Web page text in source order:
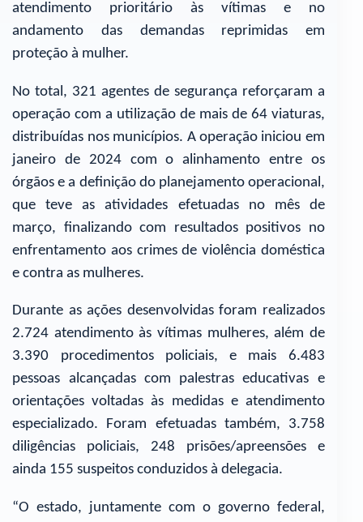
atendimento prioritário às vítimas e no
andamento das demandas reprimidas em
proteção à mulher.
No total, 321 agentes de segurança reforçaram a
operação com a utilização de mais de 64 viaturas,
distribuídas nos municípios. A operação iniciou em
janeiro de 2024 com o alinhamento entre os
órgãos e a definição do planejamento operacional,
que teve as atividades efetuadas no mês de
março, finalizando com resultados positivos no
enfrentamento aos crimes de violência doméstica
e contra as mulheres.
Durante as ações desenvolvidas foram realizados
2.724 atendimento às vítimas mulheres, além de
3.390 procedimentos policiais, e mais 6.483
pessoas alcançadas com palestras educativas e
orientações voltadas às medidas e atendimento
especializado. Foram efetuadas também, 3.758
diligências policiais, 248 prisões/apreensões e
ainda 155 suspeitos conduzidos à delegacia.
“O estado, juntamente com o governo federal,